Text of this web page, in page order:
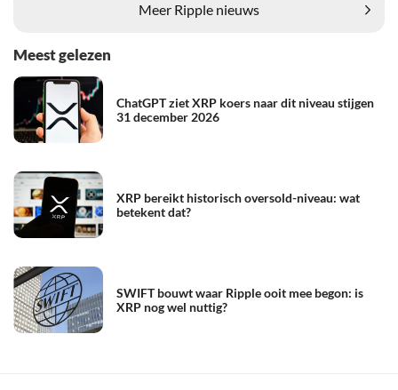
Meer Ripple nieuws
Meest gelezen
ChatGPT ziet XRP koers naar dit niveau stijgen
31 december 2026
XRP bereikt historisch oversold-niveau: wat
betekent dat?
SWIFT bouwt waar Ripple ooit mee begon: is
XRP nog wel nuttig?